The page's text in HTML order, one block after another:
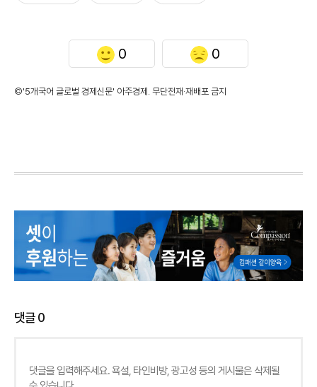
0 0
©'5개국어 글로벌 경제신문' 아주경제. 무단전재·재배포 금지
댓글0